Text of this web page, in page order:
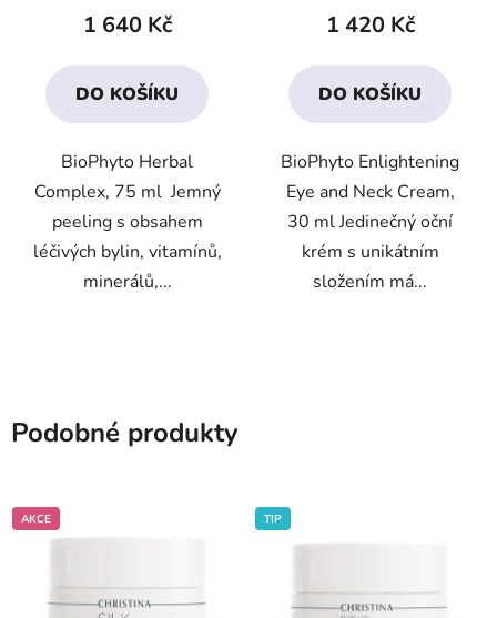
produktu
4,0
z
hvězdiček.
1 640 Kč
DO KOŠÍKU
BioPhyto Herbal
Complex, 75 ml Jemný
peeling s obsahem
léčivých bylin, vitamínů,
minerálů,...
produktu
3,8
z
hvězdiček.
1 420 Kč
DO KOŠÍKU
BioPhyto Enlightening
Eye and Neck Cream,
30 ml Jedinečný oční
krém s unikátním
složením má...
Podobné produkty
AKCE TIP